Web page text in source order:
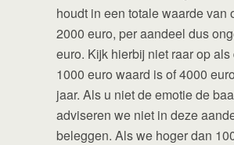
houdt in een totale waarde van
2000 euro, per aandeel dus
euro. Kijk hierbij niet raar op
1000 euro waard is of 4000
jaar. Als u niet de emotie de
adviseren we niet in deze
beleggen. Als we hoger dan